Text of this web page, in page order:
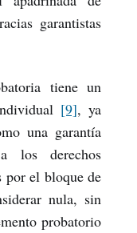
garantistas
tiene un
[9], ya
una garantía
los derechos
por el bloque de
nula, sin
probatorio